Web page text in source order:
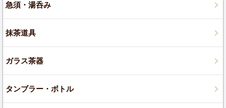
急須・湯呑み
抹茶道具
ガラス茶器
タンブラー・ボトル